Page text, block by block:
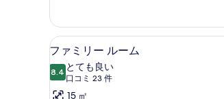
件
ム
の
す
べ
ア
ツ
イ
ル
フ
ァ
ミ
ファミ
5
ファミリー ルーム
8.410 点中 8.4
とても良い
口コミ 23 件
(口
コ
15 ㎡